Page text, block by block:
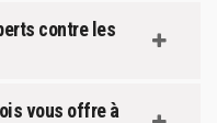
contre les
vous offre à